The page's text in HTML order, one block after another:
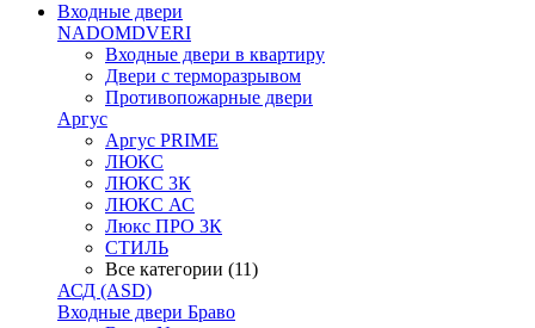
Входные двери
NADOMDVERI
Входные двери в квартиру
Двери с терморазрывом
Противопожарные двери
Аргус
Аргус PRIME
ЛЮКС
ЛЮКС 3К
ЛЮКС АС
Люкс ПРО 3К
СТИЛЬ
Все категории (11)
АСД (ASD)
Входные двери Браво